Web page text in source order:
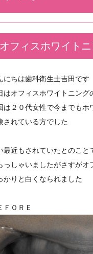
オフィスホワイト
にちは歯科衛生士吉田です
はオフィスホワイトニング
は２０代女性で今までもホ
されている方でした
最近もされていたとのこと
っしゃいましたがさすがオ
かりと白くなられました
ＦＯＲＥ